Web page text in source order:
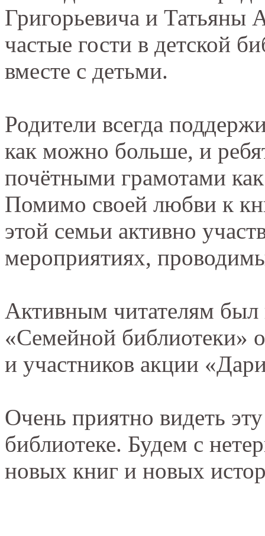
Григорьевича и Татьяны
частые гости в детской
вместе с детьми.
Родители всегда
как можно больше, и
почётными грамотами
Помимо своей любви к
этой семьи активно
мероприятиях,
Активным читателям был
«Семейной библиотеки»
и участников акции
Очень приятно видеть
библиотеке. Будем с
новых книг и новых